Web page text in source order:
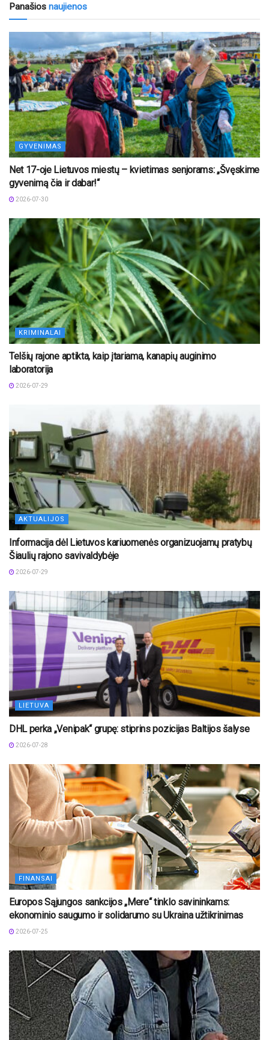
Panašios naujienos
GYVENIMAS
Net 17-oje Lietuvos miestų – kvietimas senjorams: „Švęskime
gyvenimą čia ir dabar!“
2026-07-30
KRIMINALAI
Telšių rajone aptikta, kaip įtariama, kanapių auginimo
laboratorija
2026-07-29
AKTUALIJOS
Informacija dėl Lietuvos kariuomenės organizuojamų pratybų
Šiaulių rajono savivaldybėje
2026-07-29
LIETUVA
DHL perka „Venipak“ grupę: stiprins pozicijas Baltijos šalyse
2026-07-28
FINANSAI
Europos Sąjungos sankcijos „Mere“ tinklo savininkams:
ekonominio saugumo ir solidarumo su Ukraina užtikrinimas
2026-07-25